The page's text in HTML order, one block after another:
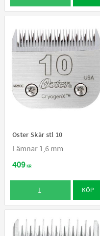
Oster Skär stl 10
Lämnar 1,6 mm
409KR
KÖP